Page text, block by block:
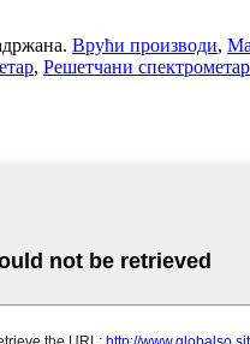
Врући производи,
, Решетчани спектрометар